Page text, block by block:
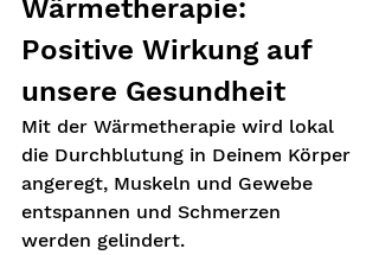
Wärmetherapie:
Positive Wirkung auf
unsere Gesundheit
Mit der Wärmetherapie wird lokal
die Durchblutung in Deinem Körper
angeregt, Muskeln und Gewebe
entspannen und Schmerzen
werden gelindert.